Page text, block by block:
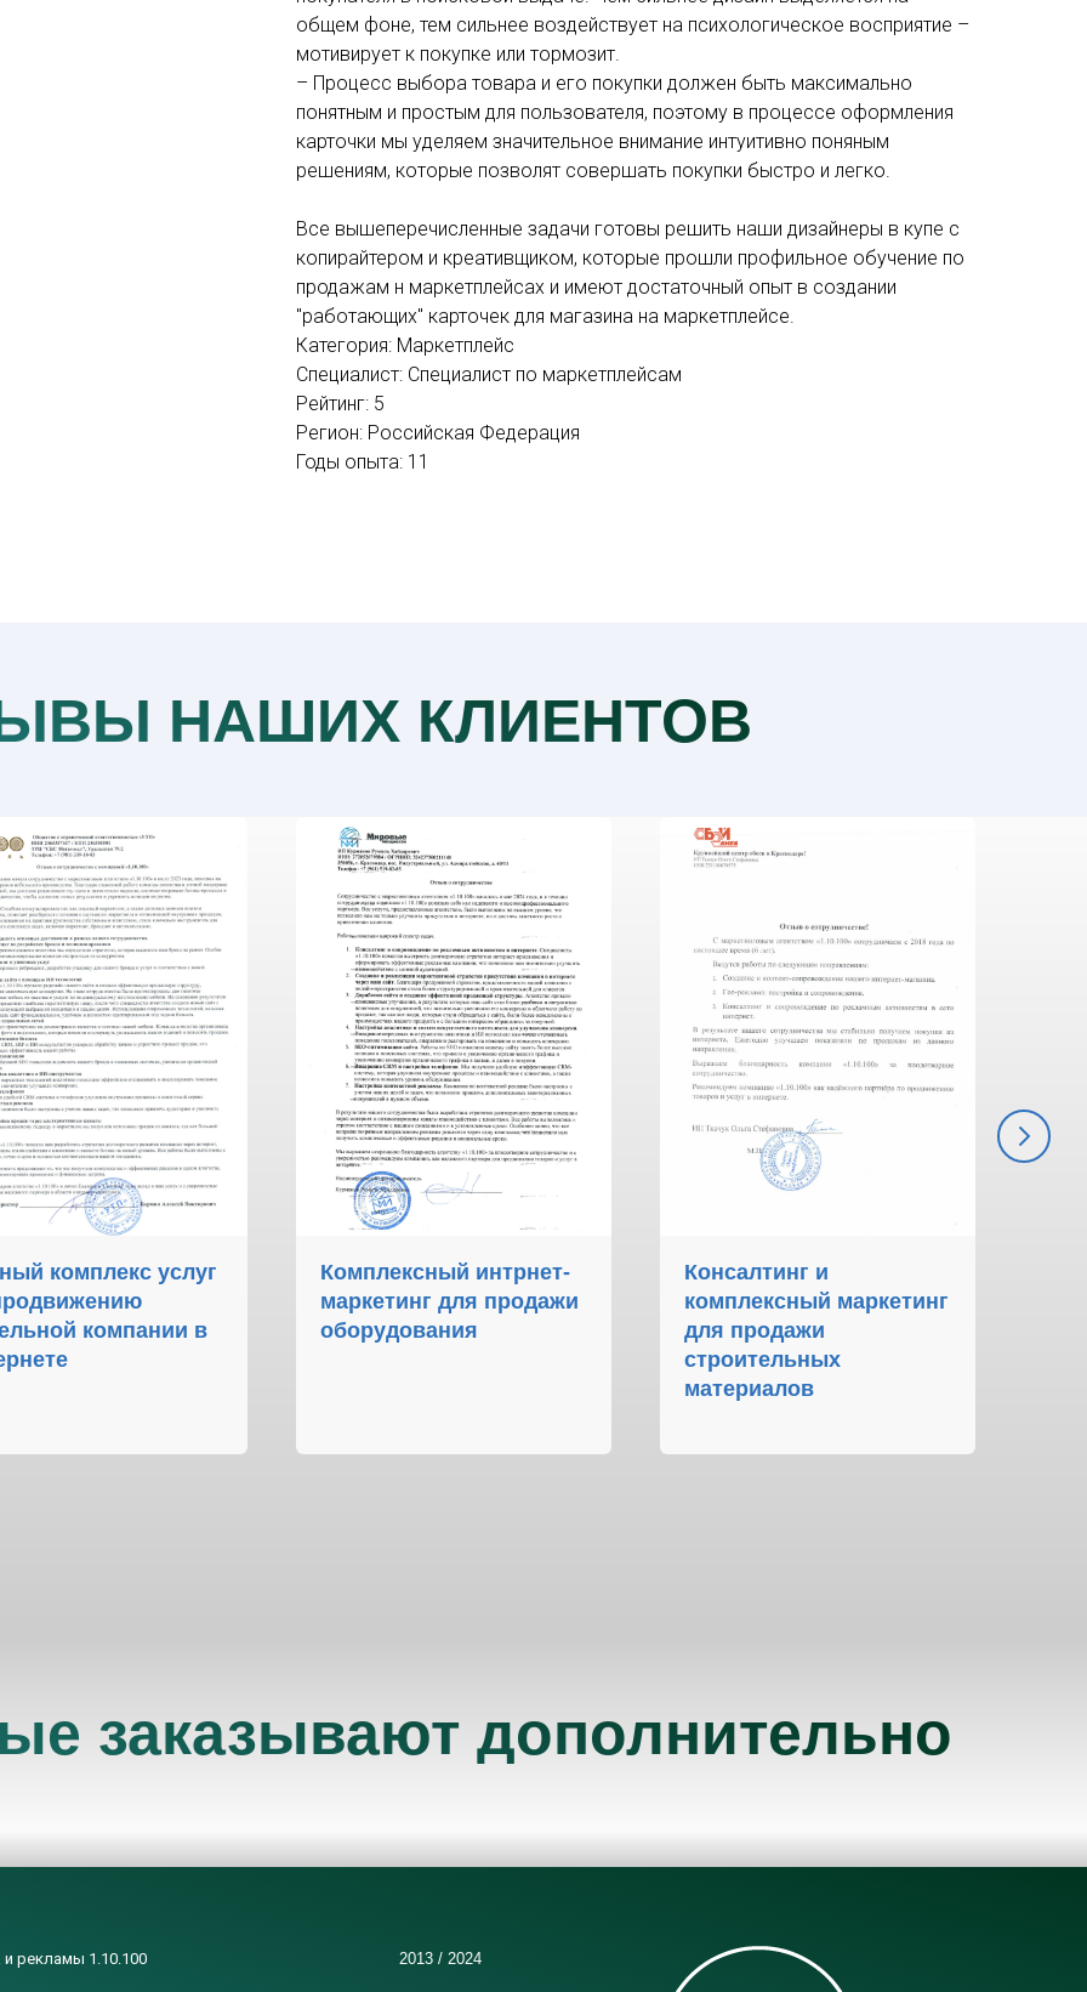
общем фоне, тем сильнее воздействует на психологическое восприятие –
мотивирует к покупке или тормозит.
– Процесс выбора товара и его покупки должен быть максимально
понятным и простым для пользователя, поэтому в процессе оформления
карточки мы уделяем значительное внимание интуитивно поняным
решениям, которые позволят совершать покупки быстро и легко.
Все вышеперечисленные задачи готовы решить наши дизайнеры в купе с
копирайтером и креативщиком, которые прошли профильное обучение по
продажам н маркетплейсах и имеют достаточный опыт в создании
"работающих" карточек для магазина на маркетплейсе.
Категория: Маркетплейс
Специалист: Специалист по маркетплейсам
Рейтинг: 5
Регион: Российская Федерация
Годы опыта: 11
НАШИХ КЛИЕНТОВ
комплекс услуг
компании в
Комплексный интрнет-
маркетинг для продажи
оборудования
Консалтинг и
комплексный маркетинг
для продажи
строительных
материалов
заказывают дополнительно
2013 / 2024
и рекламы 1.10.100